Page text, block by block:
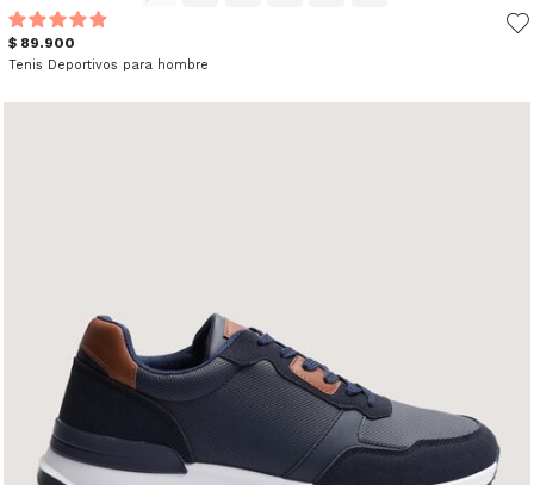
$ 89.900
Tenis Deportivos para hombre